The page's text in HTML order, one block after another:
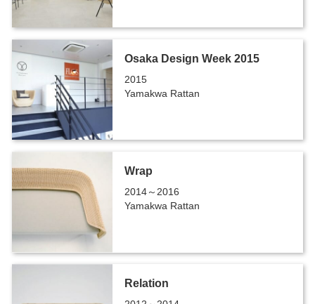
Osaka Design Week 2015
2015
Yamakwa Rattan
Wrap
2014～2016
Yamakwa Rattan
Relation